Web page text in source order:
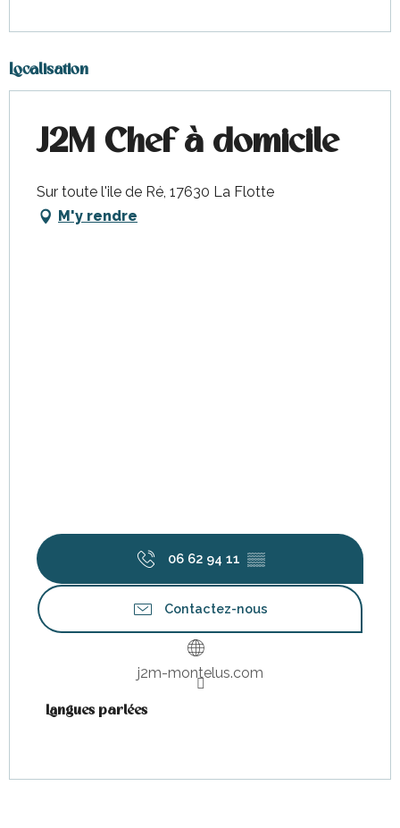
Localisation
J2M Chef à domicile
Sur toute l'ile de Ré, 17630 La Flotte
M'y rendre
06 62 94 11 ▒▒
Contactez-nous
j2m-montelus.com
Langues parlées
Langues parlées